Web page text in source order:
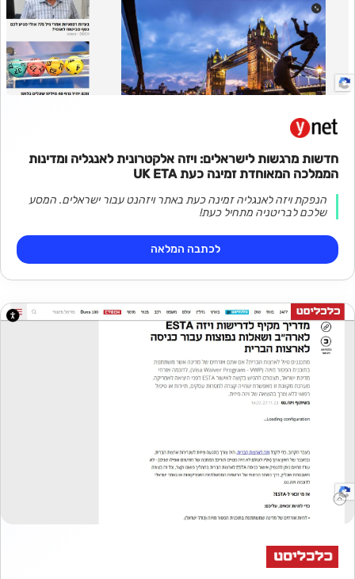
חדשות מרגשות לישראלים: ויזה אלקטרונית לאנגליה ומדינות
הממלכה המאוחדת זמינה כעת UK ETA
הנפקת ויזה לאנגליה זמינה כעת באתר ויזהנט עבור ישראלים. המסע
שלכם לבריטניה מתחיל כעת!
לכתבה המלאה